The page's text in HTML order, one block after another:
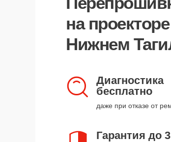
на
Нижнем
Диагностика
бесплатно
даже при отказе от
Гарантия до